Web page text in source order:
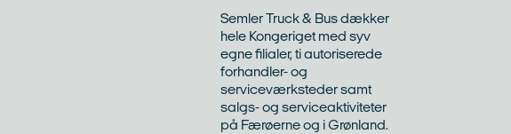
Semler Truck & Bus dækker
hele Kongeriget med syv
egne filialer, ti autoriserede
forhandler- og
serviceværksteder samt
salgs- og serviceaktiviteter
på Færøerne og i Grønland.